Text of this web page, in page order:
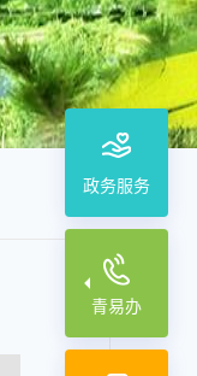
政务服务
青易办